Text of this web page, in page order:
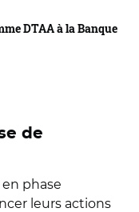
DTAA à la Banque
de
phase
leurs actions